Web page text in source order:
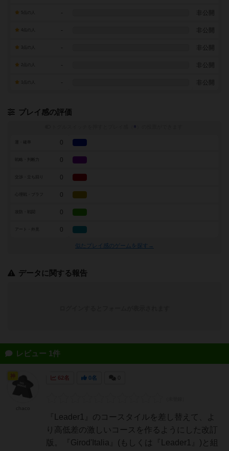
- 非公開
- 非公開
- 非公開
- 非公開
- 非公開
プレイ感の評価
※
0
戦略・判断力 0
0
0
0
アート・外見 0
似たプレイ感のゲームを探す→
データに関する報告
レビュー 1件
62名 0名
『Leader1』のコースタイルを差し替えて、よ
り高低差の激しいコースを作るようにした改訂
版。『Girod'Italia』(もしくは『Leader1』)と組